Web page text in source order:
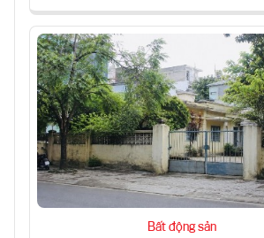
Bất động sản